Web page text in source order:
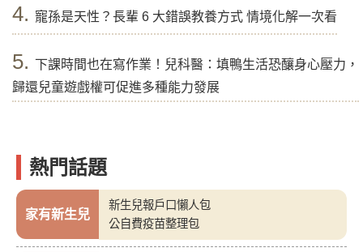
4. 寵孫是天性？長輩 6 大錯誤教養方式 情境化解一次看
5. 下課時間也在寫作業！兒科醫：填鴨生活恐釀身心壓力，
歸還兒童遊戲權可促進多種能力發展
熱門話題
家有新生兒
新生兒報戶口懶人包
公自費疫苗整理包